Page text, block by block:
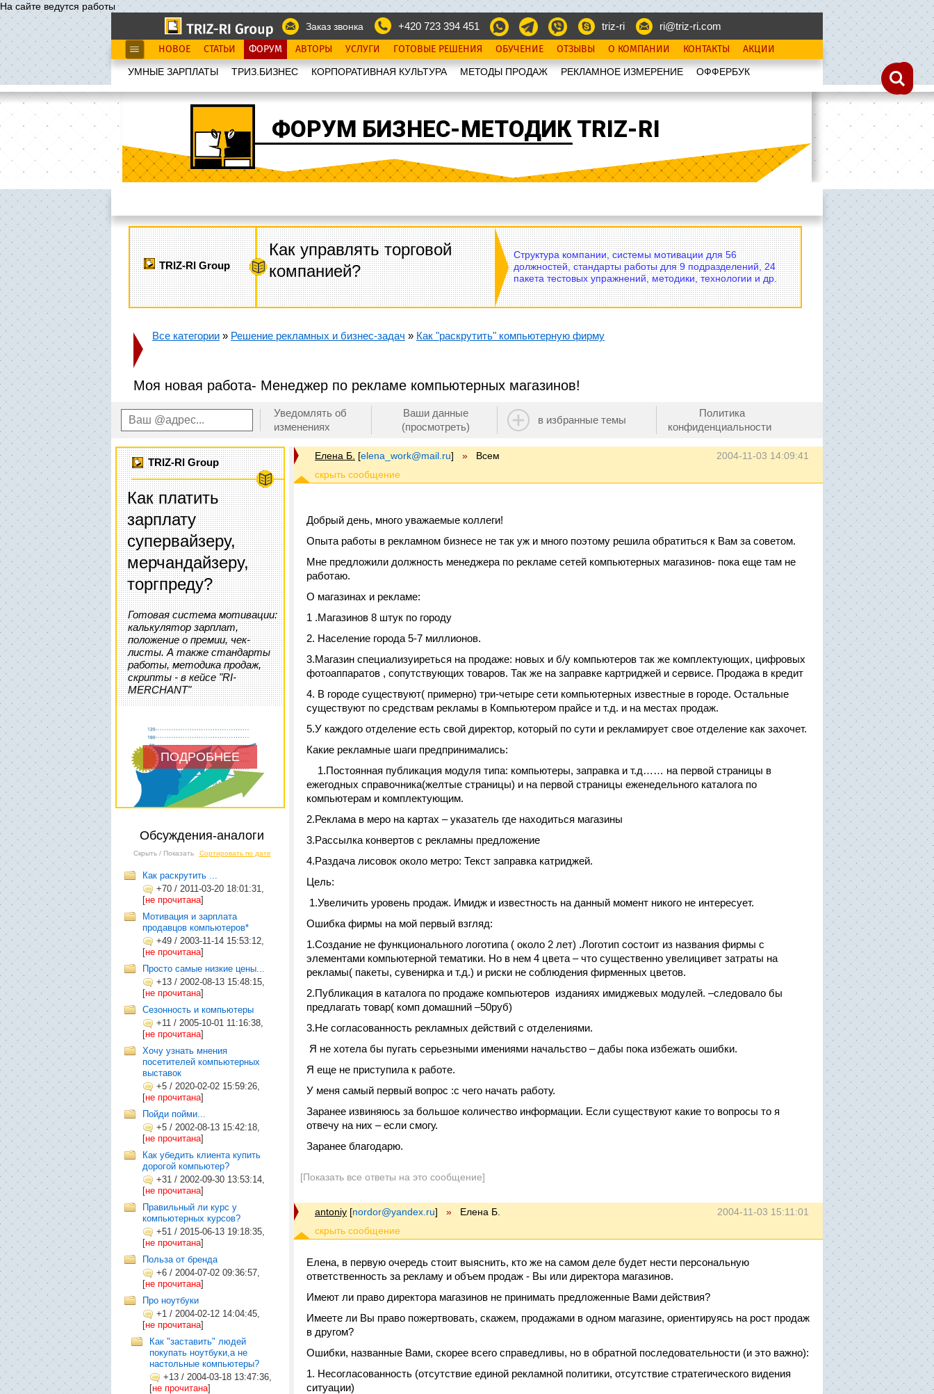
На сайте ведутся работы
Заказ звонка
+420 723 394 451 triz-ri ri@triz-ri.com
НОВОЕ СТАТЬИ ФОРУМ АВТОРЫ УСЛУГИ ГОТОВЫЕ РЕШЕНИЯ ОБУЧЕНИЕ ОТЗЫВЫ О КОМПАНИИ КОНТАКТЫ АКЦИИ
УМНЫЕ ЗАРПЛАТЫ ТРИЗ.БИЗНЕС КОРПОРАТИВНАЯ КУЛЬТУРА МЕТОДЫ ПРОДАЖ РЕКЛАМНОЕ ИЗМЕРЕНИЕ OФФЕРБУК
ФОРУМ БИЗНЕС-МЕТОДИК TRIZ-RI
TRIZ-RI Group
Как управлять торговой
компанией?
Структура компании, системы мотивации для 56
должностей, стандарты работы для 9 подразделений, 24
пакета тестовых упражнений, методики, технологии и др.
Все категории » Решение рекламных и бизнес-задач » Как "раскрутить" компьютерную фирму
Моя новая работа- Менеджер по рекламе компьютерных магазинов!
Уведомлять об
изменениях
Ваши данные
(просмотреть)
в избранные темы
Политика
конфиденциальности
TRIZ-RI Group
Как платить
зарплату
супервайзеру,
мерчандайзеру,
торгпреду?
Готовая система мотивации:
калькулятор зарплат,
положение о премии, чек-
листы. А также стандарты
работы, методика продаж,
скрипты - в кейсе "RI-
MERCHANT"
ПОДРОБНЕЕ
Обсуждения-аналоги
Скрыть / Показать Сортировать по дате
Как раскрутить ...
+70 / 2011-03-20 18:01:31,
[не прочитана]
Мотивация и зарплата
продавцов компьютеров*
+49 / 2003-11-14 15:53:12,
[не прочитана]
Просто самые низкие цены...
+13 / 2002-08-13 15:48:15,
[не прочитана]
Сезонность и компьютеры
+11 / 2005-10-01 11:16:38,
[не прочитана]
Хочу узнать мнения
посетителей компьютерных
выставок
+5 / 2020-02-02 15:59:26,
[не прочитана]
Пойди пойми...
+5 / 2002-08-13 15:42:18,
[не прочитана]
Как убедить клиента купить
дорогой компьютер?
+31 / 2002-09-30 13:53:14,
[не прочитана]
Правильный ли курс у
компьютерных курсов?
+51 / 2015-06-13 19:18:35,
[не прочитана]
Польза от бренда
+6 / 2004-07-02 09:36:57,
[не прочитана]
Про ноутбуки
+1 / 2004-02-12 14:04:45,
[не прочитана]
Как "заставить" людей
покупать ноутбуки,а не
настольные компьютеры?
+13 / 2004-03-18 13:47:36,
[не прочитана]
2004-11-03 14:09:41
Елена Б. [elena_work@mail.ru] » Всем
Добрый день, много уважаемые коллеги!
Опыта работы в рекламном бизнесе не так уж и много поэтому решила обратиться к Вам за советом.
Мне предложили должность менеджера по рекламе сетей компьютерных магазинов- пока еще там не
работаю.
О магазинах и рекламе:
1 .Магазинов 8 штук по городу
2. Население города 5-7 миллионов.
3.Магазин специализуиреться на продаже: новых и б/у компьютеров так же комплектующих, цифровых
фотоаппаратов , сопутствующих товаров. Так же на заправке картриджей и сервисе. Продажа в кредит
4. В городе существуют( примерно) три-четыре сети компьютерных известные в городе. Остальные
существуют по средствам рекламы в Компьютером прайсе и т.д. и на местах продаж.
5.У каждого отделение есть свой директор, который по сути и рекламирует свое отделение как захочет.
Какие рекламные шаги предпринимались:
1.Постоянная публикация модуля типа: компьютеры, заправка и т.д…… на первой страницы в
ежегодных справочника(желтые страницы) и на первой страницы еженедельного каталога по
компьютерам и комплектующим.
2.Реклама в меро на картах – указатель где находиться магазины
3.Рассылка конвертов с рекламны предложение
4.Раздача лисовок около метро: Текст заправка катриджей.
Цель:
1.Увеличить уровень продаж. Имидж и известность на данный момент никого не интересует.
Ошибка фирмы на мой первый взгляд:
1.Создание не функционального логотипа ( около 2 лет) .Логотип состоит из названия фирмы с
элементами компьютерной тематики. Но в нем 4 цвета – что существенно увелицивет затраты на
рекламы( пакеты, сувенирка и т.д.) и риски не соблюдения фирменных цветов.
2.Публикация в каталога по продаже компьютеров изданиях имиджевых модулей. –следовало бы
предлагать товар( комп домашний –50руб)
3.Не согласованность рекламных действий с отделениями.
Я не хотела бы пугать серьезными имениями начальство – дабы пока избежать ошибки.
Я еще не приступила к работе.
У меня самый первый вопрос :с чего начать работу.
Заранее извиняюсь за большое количество информации. Если существуют какие то вопросы то я
отвечу на них – если смогу.
Заранее благодарю.
[Показать все ответы на это сообщение]
2004-11-03 15:11:01
antoniy [nordor@yandex.ru] » Елена Б.
Елена, в первую очередь стоит выяснить, кто же на самом деле будет нести персональную
ответственность за рекламу и объем продаж - Вы или директора магазинов.
Имеют ли право директора магазинов не принимать предложенные Вами действия?
Имеете ли Вы право пожертвовать, скажем, продажами в одном магазине, ориентируясь на рост продаж
в другом?
Ошибки, названные Вами, скорее всего справедливы, но в обратной последовательности (и это важно):
1. Несогласованность (отсутствие единой рекламной политики, отсутствие стратегического видения
ситуации)